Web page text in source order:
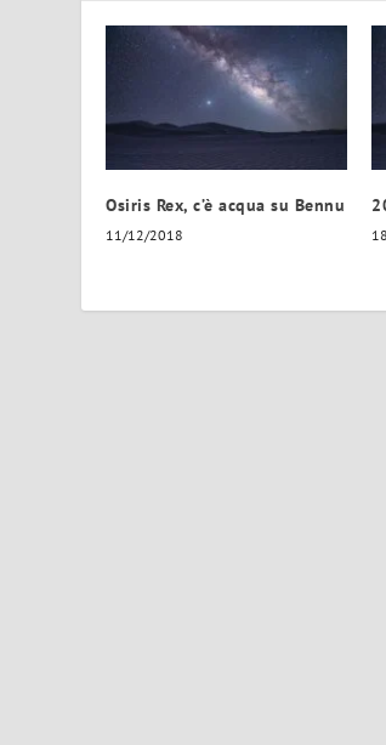
Osiris Rex, c’è acqua su Bennu
11/12/2018